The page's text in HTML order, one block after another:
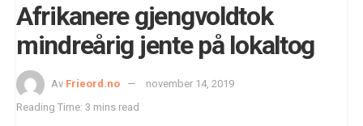
Afrikanere gjengvoldtok
mindreårig jente på lokaltog
Av Frieord.no
november 14, 2019
Reading Time: 3 mins read